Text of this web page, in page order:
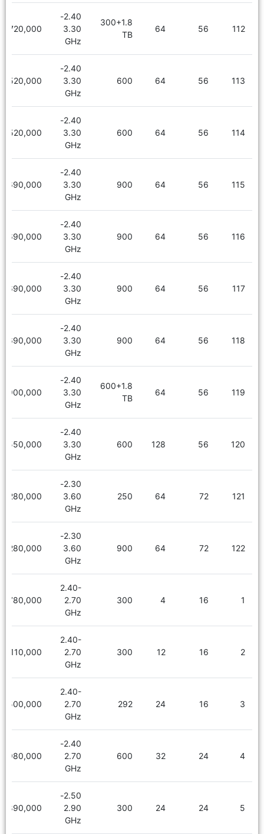
112
56
64
300+1.8
TB
2.40-
3.30
GHz
6,720,000
113
56
64
600
2.40-
3.30
GHz
5,520,000
114
56
64
600
2.40-
3.30
GHz
5,520,000
115
56
64
900
2.40-
3.30
GHz
5,690,000
116
56
64
900
2.40-
3.30
GHz
5,690,000
117
56
64
900
2.40-
3.30
GHz
5,690,000
118
56
64
900
2.40-
3.30
GHz
5,690,000
119
56
64
600+1.8
TB
2.40-
3.30
GHz
6,900,000
120
56
128
600
2.40-
3.30
GHz
6,550,000
121
72
64
250
2.30-
3.60
GHz
8,280,000
122
72
64
900
2.30-
3.60
GHz
8,280,000
1
16
4
300
2.40-
2.70
GHz
780,000
2
16
12
300
2.40-
2.70
GHz
1,110,000
3
16
24
292
2.40-
2.70
GHz
1,500,000
4
24
32
600
2.40-
2.70
GHz
1,980,000
5
24
24
300
2.50-
2.90
GHz
1,890,000